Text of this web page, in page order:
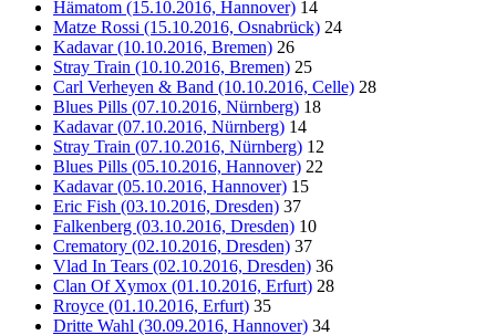
Hämatom (15.10.2016, Hannover) 14
Matze Rossi (15.10.2016, Osnabrück) 24
Kadavar (10.10.2016, Bremen) 26
Stray Train (10.10.2016, Bremen) 25
Carl Verheyen & Band (10.10.2016, Celle) 28
Blues Pills (07.10.2016, Nürnberg) 18
Kadavar (07.10.2016, Nürnberg) 14
Stray Train (07.10.2016, Nürnberg) 12
Blues Pills (05.10.2016, Hannover) 22
Kadavar (05.10.2016, Hannover) 15
Eric Fish (03.10.2016, Dresden) 37
Falkenberg (03.10.2016, Dresden) 10
Crematory (02.10.2016, Dresden) 37
Vlad In Tears (02.10.2016, Dresden) 36
Clan Of Xymox (01.10.2016, Erfurt) 28
Rroyce (01.10.2016, Erfurt) 35
Dritte Wahl (30.09.2016, Hannover) 34